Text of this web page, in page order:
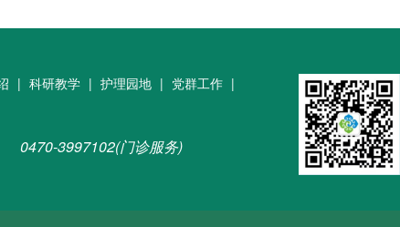
| 科研教学 | 护理园地 | 党群工作 |
0470-3997102(门诊服务)